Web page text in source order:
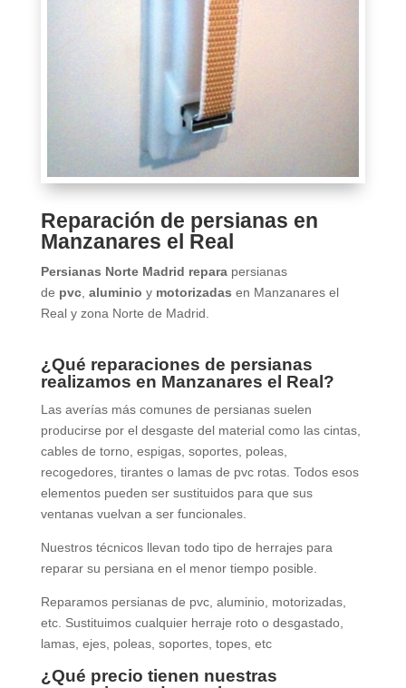
Reparación de persianas en
Manzanares el Real
Persianas Norte Madrid reparapersianas
de pvc, aluminio y motorizadas en Manzanares el
Real y zona Norte de Madrid.
¿Qué reparaciones de persianas
realizamos en Manzanares el Real?
Las averías más comunes de persianas suelen
producirse por el desgaste del material como las cintas,
cables de torno, espigas, soportes, poleas,
recogedores, tirantes o lamas de pvc rotas. Todos esos
elementos pueden ser sustituidos para que sus
ventanas vuelvan a ser funcionales.
Nuestros técnicos llevan todo tipo de herrajes para
reparar su persiana en el menor tiempo posible.
Reparamos persianas de pvc, aluminio, motorizadas,
etc. Sustituimos cualquier herraje roto o desgastado,
lamas, ejes, poleas, soportes, topes, etc
¿Qué precio tienen nuestras